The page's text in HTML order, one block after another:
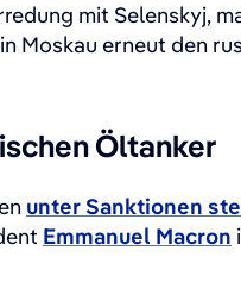
mit Selenskyj,
Moskau erneut den
Öltanker
unter Sanktionen
Emmanuel Macron